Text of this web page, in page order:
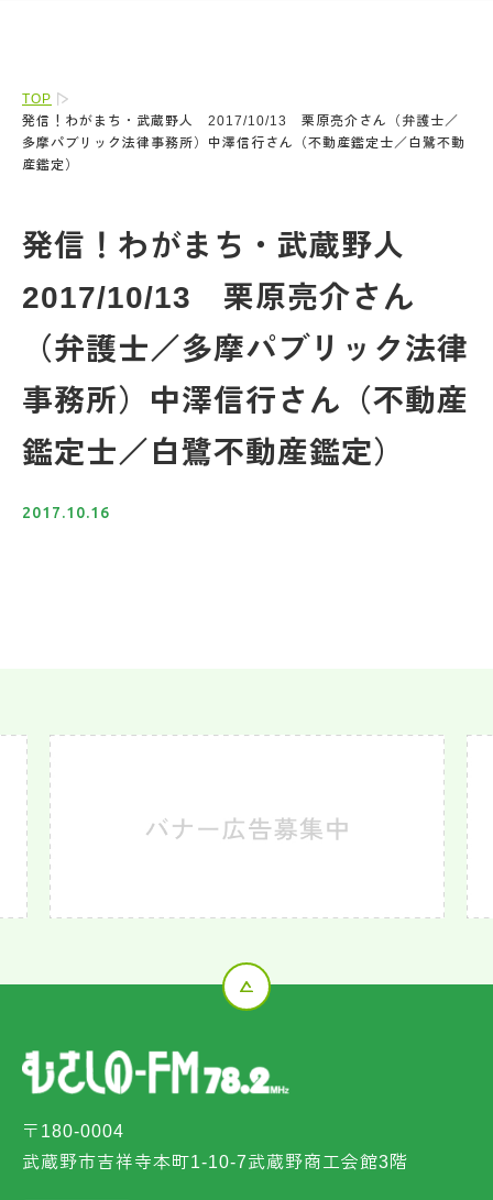
TOP
発信！わがまち・武蔵野人 2017/10/13 栗原亮介さん（弁護士／
多摩パブリック法律事務所）中澤信行さん（不動産鑑定士／白鷺不動
産鑑定）
発信！わがまち・武蔵野人
2017/10/13 栗原亮介さん
（弁護士／多摩パブリック法律
事務所）中澤信行さん（不動産
鑑定士／白鷺不動産鑑定）
2017.10.16
〒180-0004
武蔵野市吉祥寺本町1-10-7武蔵野商工会館3階